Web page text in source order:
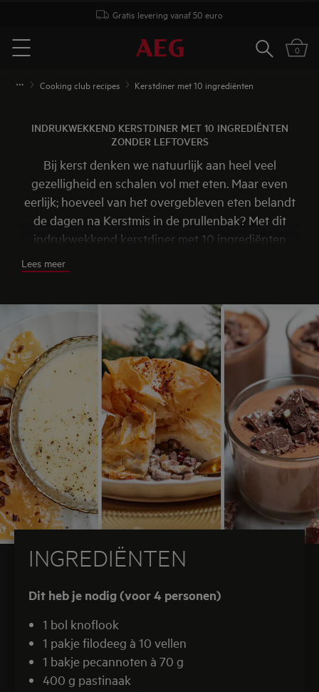
Gratis levering vanaf 50 euro
Menu
Zoeken0
Cooking club recipes Kerstdiner met 10 ingrediënten
INDRUKWEKKEND KERSTDINER MET 10 INGREDIËNTEN
ZONDER LEFTOVERS
Bij kerst denken we natuurlijk aan heel veel
gezelligheid en schalen vol met eten. Maar even
eerlijk; hoeveel van het overgebleven eten belandt
de dagen na Kerstmis in de prullenbak? Met dit
indrukwekkend kerstdiner met 10 ingrediënten
voedselverspilling. Daar houden we namelijk niet
een lekker diner op tafel zetten? Nou, met behulp
van onze AEG (stoom)oven en AEG-
inductiekookplaat! Zo tillen we onze kookkunsten
naar een hoger niveau, zonder heel veel
verschillende ingrediënten te gebruiken. Dit recept
is gemaakt door onze ambassadeurs van
Chickslovefood.
Lees meer
INGREDIËNTEN
Dit heb je nodig (voor 4 personen)
1 bol knoflook
1 pakje filodeeg à 10 vellen
1 bakje pecannoten à 70 g
400 g pastinaak